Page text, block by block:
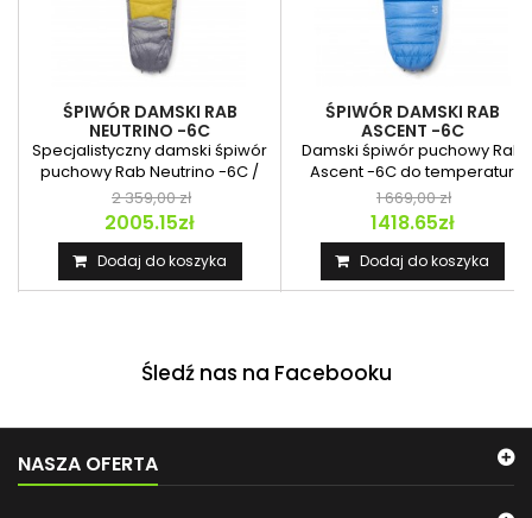
ŚPIWÓR DAMSKI RAB
NEUTRINO -6C
Specjalistyczny damski śpiwór
puchowy Rab Neutrino -6C /
20F Wmns z...
2 359,00 zł
2005.15zł
Dodaj do koszyka
ŚPIWÓR DAMSKI RAB
ASCENT -6C
Damski śpiwór puchowy Rab
Ascent -6C do temperatur
minusowych idealny na...
1 669,00 zł
1418.65zł
Dodaj do koszyka
Śledź nas na Facebooku
NASZA OFERTA